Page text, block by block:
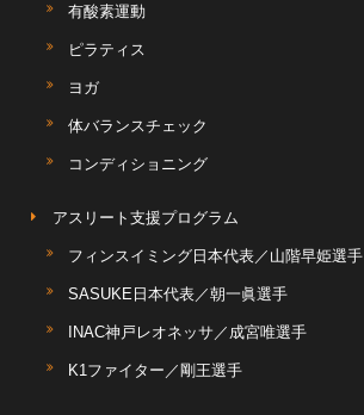
有酸素運動
ピラティス
ヨガ
体バランスチェック
コンディショニング
アスリート支援プログラム
フィンスイミング日本代表／山階早姫選手
SASUKE日本代表／朝一眞選手
INAC神戸レオネッサ／成宮唯選手
K1ファイター／剛王選手